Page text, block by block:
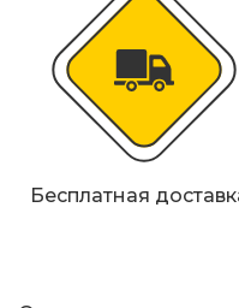
Прочее
Бесплатная